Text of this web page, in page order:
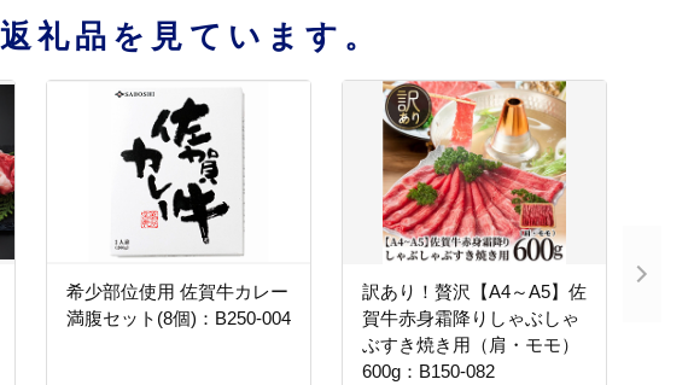
礼品を見ています。
希少部位使用 佐賀牛カレー
満腹セット(8個)：B250-004
訳あり！贅沢【A4～A5】佐
賀牛赤身霜降りしゃぶしゃ
ぶすき焼き用（肩・モモ）
600g：B150-082